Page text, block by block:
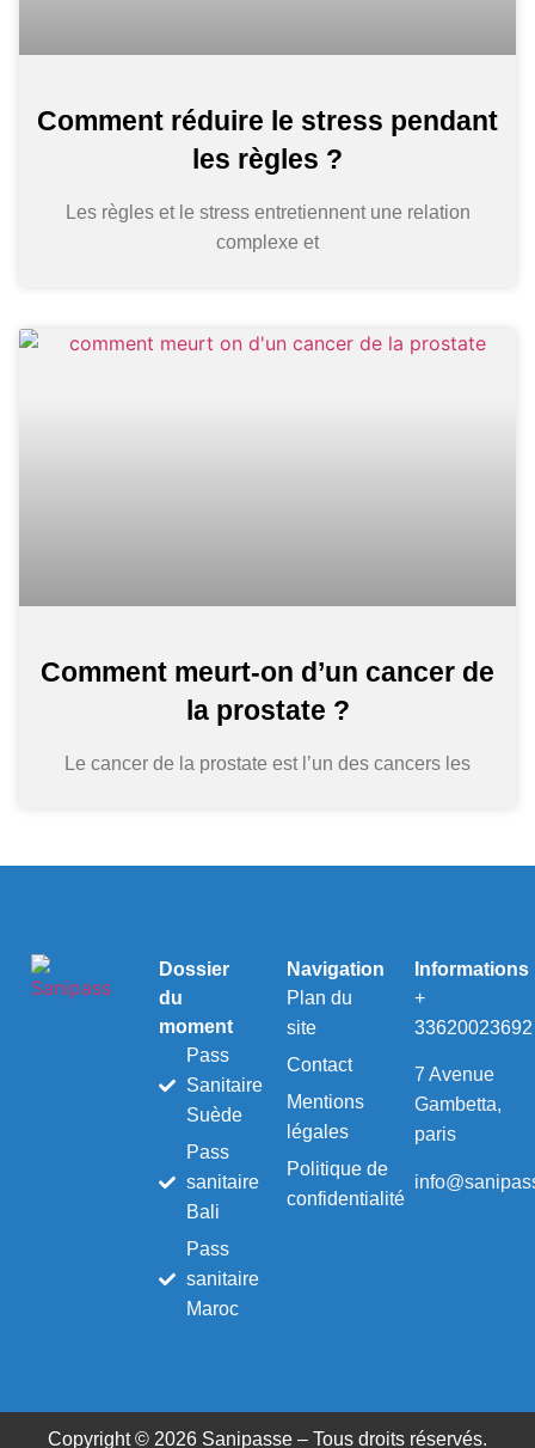
Comment réduire le stress pendant
les règles ?
Les règles et le stress entretiennent une relation
complexe et
Comment meurt-on d’un cancer de
la prostate ?
Le cancer de la prostate est l’un des cancers les
Dossier
du
moment
Pass
Sanitaire
Suède
Pass
sanitaire
Bali
Pass
sanitaire
Maroc
Navigation
Plan du
site
Contact
Mentions
légales
Politique de
confidentialité
Informations
+
33620023692
7 Avenue
Gambetta,
paris
Copyright © 2026 Sanipasse – Tous droits réservés.